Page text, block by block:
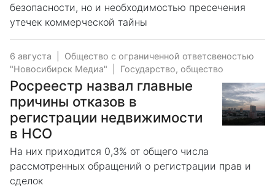
безопасности, но и необходимостью пресечения
утечек коммерческой тайны
6 августа
Общество с ограниченной ответсвеностью
"Новосибирск Медиа"
Государство, общество
Росреестр назвал главные
причины отказов в
регистрации недвижимости
в НСО
На них приходится 0,3% от общего числа
рассмотренных обращений о регистрации прав и
сделок